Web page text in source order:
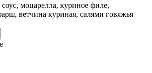
моцарелла, куриное филе,
ветчина куриная, салями говяжья